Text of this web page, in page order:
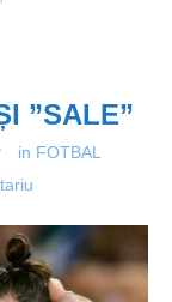
”SALE”
in FOTBAL